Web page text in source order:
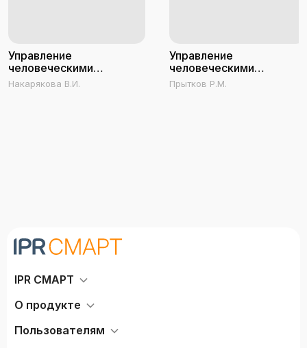
Управление
человеческими
ресурсами
Накарякова В.И.
Управление
человеческими
ресурсами
Прытков Р.М.
IPR СМАРТ
О продукте
Пользователям